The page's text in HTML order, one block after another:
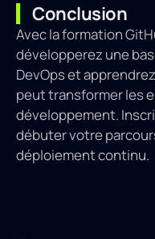
Conclusion
Avec la formation
développerez une
DevOps et
peut transformer les
développement.
débuter votre
déploiement continu.